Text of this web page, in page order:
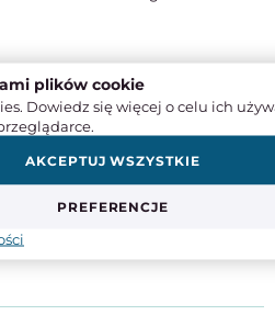
plików cookie
Dowiedz się więcej o celu ich
PREFERENCJE
AKCEPTUJ WSZYSTKIE